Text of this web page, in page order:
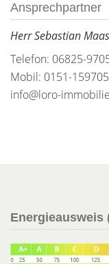
Ansprechpartner
Herr Sebastian Maas
Telefon: 06825-
Mobil: 0151-
info@loro-
Energieausweis